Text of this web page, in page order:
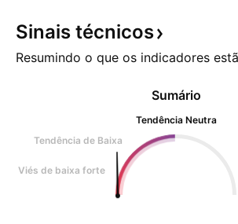
Since the end of 2013, th
Sinais técnicos
Resumindo o que os indicadores
Sumário
Tendência Neutra
Tendência de Baixa
Viés de baixa forte